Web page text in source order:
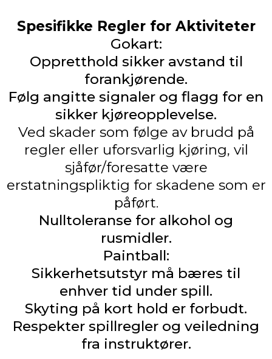
Spesifikke Regler for Aktiviteter
Gokart:
Oppretthold sikker avstand til
forankjørende.
Følg angitte signaler og flagg for en
sikker kjøreopplevelse.
Ved skader som følge av brudd på
regler eller uforsvarlig kjøring, vil
sjåfør/foresatte være
erstatningspliktig for skadene som er
påført.
Nulltoleranse for alkohol og
rusmidler.
Paintball:
Sikkerhetsutstyr må bæres til
enhver tid under spill.
Skyting på kort hold er forbudt.
Respekter spillregler og veiledning
fra instruktører.